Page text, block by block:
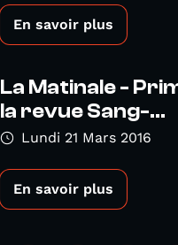
En savoir plus
La Matinale -
la revue Sang-...
Lundi 21 Mars 2016
En savoir plus